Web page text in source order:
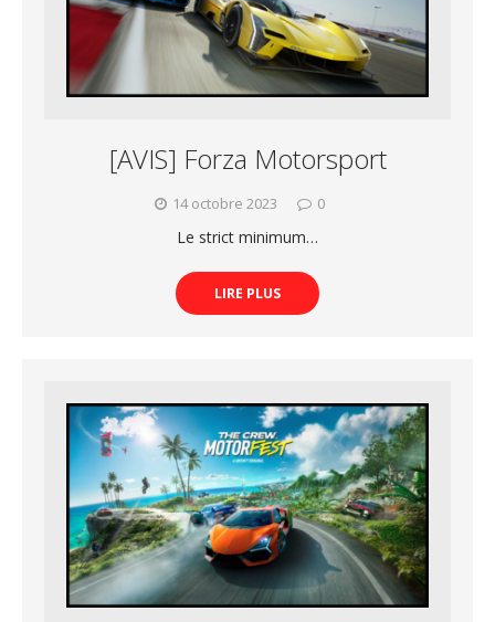
[AVIS] Forza Motorsport
14 octobre 2023 0
Le strict minimum…
LIRE PLUS